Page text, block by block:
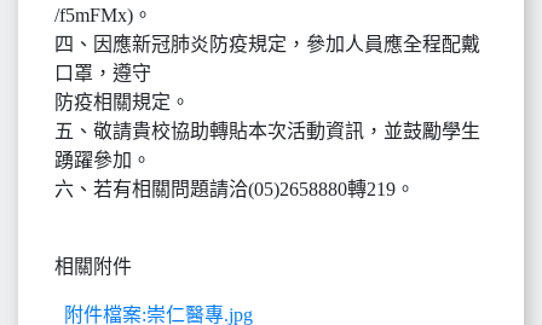
/f5mFMx)。
四、因應新冠肺炎防疫規定，參加人員應全程配戴
口罩，遵守
防疫相關規定。
五、敬請貴校協助轉貼本次活動資訊，並鼓勵學生
踴躍參加。
六、若有相關問題請洽(05)2658880轉219。
相關附件
附件檔案:崇仁醫專.jpg